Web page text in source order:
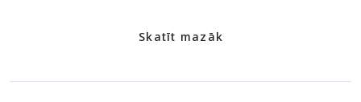
Skatīt mazāk